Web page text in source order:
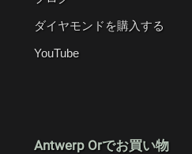
ダイヤモンドを購入する
YouTube
Antwerp Orでお買い物